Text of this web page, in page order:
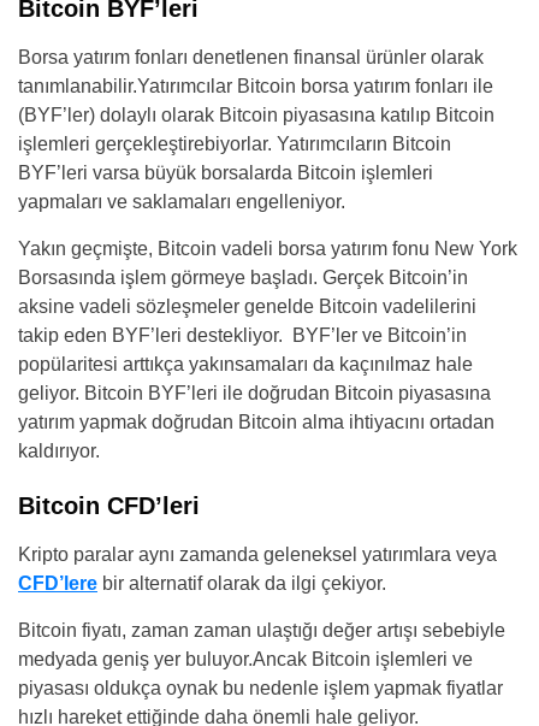
Bitcoin BYF’leri
Borsa yatırım fonları denetlenen finansal ürünler olarak
tanımlanabilir.Yatırımcılar Bitcoin borsa yatırım fonları ile
(BYF’ler) dolaylı olarak Bitcoin piyasasına katılıp Bitcoin
işlemleri gerçekleştirebiyorlar. Yatırımcıların Bitcoin
BYF’leri varsa büyük borsalarda Bitcoin işlemleri
yapmaları ve saklamaları engelleniyor.
Yakın geçmişte, Bitcoin vadeli borsa yatırım fonu New York
Borsasında işlem görmeye başladı. Gerçek Bitcoin’in
aksine vadeli sözleşmeler genelde Bitcoin vadelilerini
takip eden BYF’leri destekliyor. BYF’ler ve Bitcoin’in
popülaritesi arttıkça yakınsamaları da kaçınılmaz hale
geliyor. Bitcoin BYF’leri ile doğrudan Bitcoin piyasasına
yatırım yapmak doğrudan Bitcoin alma ihtiyacını ortadan
kaldırıyor.
Bitcoin CFD’leri
Kripto paralar aynı zamanda geleneksel yatırımlara veya
CFD’lere bir alternatif olarak da ilgi çekiyor.
Bitcoin fiyatı, zaman zaman ulaştığı değer artışı sebebiyle
medyada geniş yer buluyor.Ancak Bitcoin işlemleri ve
piyasası oldukça oynak bu nedenle işlem yapmak fiyatlar
hızlı hareket ettiğinde daha önemli hale geliyor.